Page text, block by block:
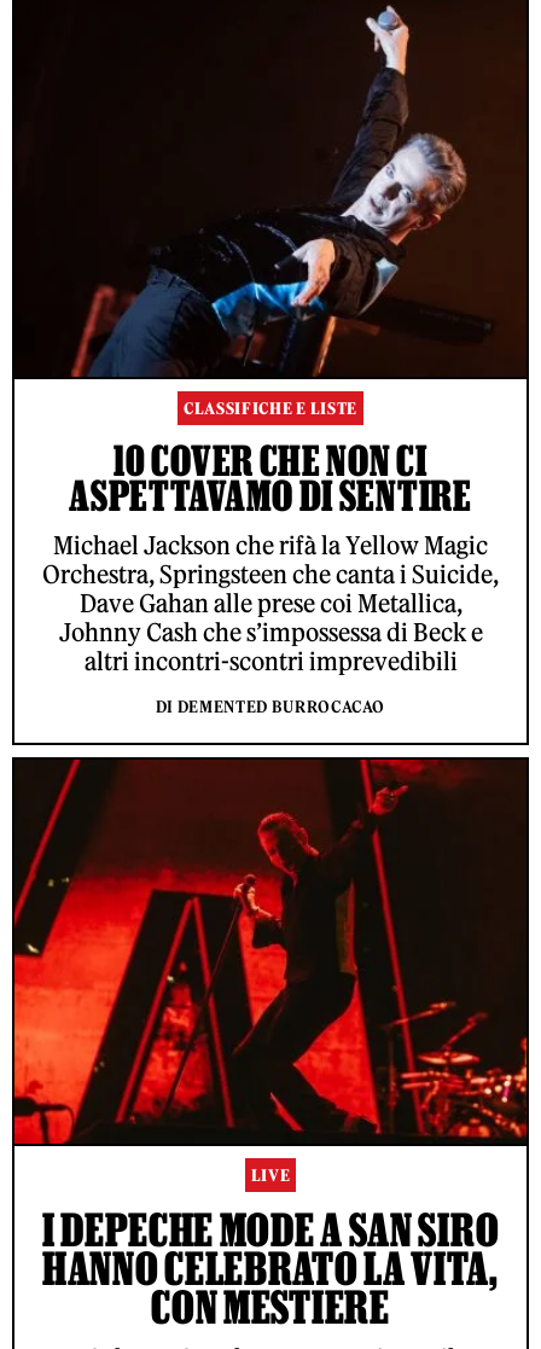
CLASSIFICHE E LISTE
10 COVER CHE NON CI
ASPETTAVAMO DI SENTIRE
Michael Jackson che rifà la Yellow Magic
Orchestra, Springsteen che canta i Suicide,
Dave Gahan alle prese coi Metallica,
Johnny Cash che s’impossessa di Beck e
altri incontri-scontri imprevedibili
DI DEMENTED BURROCACAO
LIVE
I DEPECHE MODE A SAN SIRO
HANNO CELEBRATO LA VITA,
CON MESTIERE